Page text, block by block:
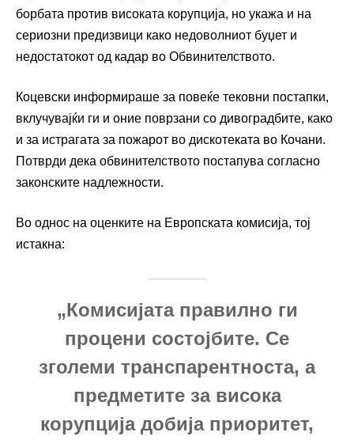
борбата против високата корупција, но укажа и на
сериозни предизвици како недоволниот буџет и
недостатокот од кадар во Обвинителството.
Коцевски информираше за повеќе тековни постапки,
вклучувајќи ги и оние поврзани со дивоградбите, како
и за истрагата за пожарот во дискотеката во Кочани.
Потврди дека обвинителството постапува согласно
законските надлежности.
Во однос на оценките на Европската комисија, тој
истакна:
„Комисијата правилно ги
процени состојбите. Се
зголеми транспарентноста, а
предметите за висока
корупција добија приоритет,